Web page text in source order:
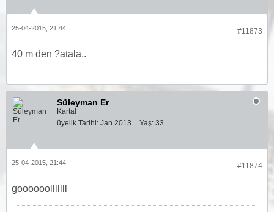
#11873
25-04-2015, 21:44
40 m den ?atala..
Süleyman Er
Kartal
üyelik Tarihi: Jan 2013 Yaş: 33
#11874
25-04-2015, 21:44
goooooolllllll